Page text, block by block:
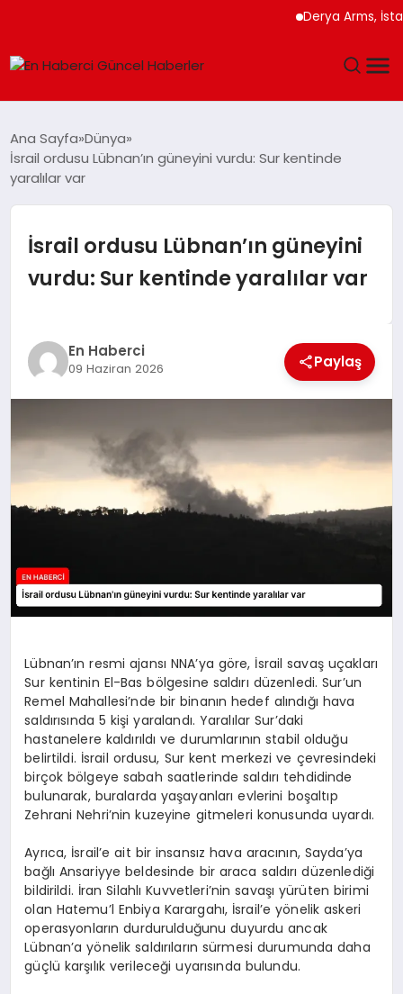
Derya Arms,
SPOR
DÜNYA
EKONOMI
EĞITIM
Ana Sayfa Dünya
İsrail ordusu Lübnan’ın güneyini vurdu: Sur kentinde
yaralılar var
İsrail ordusu Lübnan’ın güneyini
vurdu: Sur kentinde yaralılar var
En Haberci
09 Haziran 2026 Paylaş
Lübnan’ın resmi ajansı NNA’ya göre, İsrail savaş uçakları
Sur kentinin El-Bas bölgesine saldırı düzenledi. Sur’un
Remel Mahallesi’nde bir binanın hedef alındığı hava
saldırısında 5 kişi yaralandı. Yaralılar Sur’daki
hastanelere kaldırıldı ve durumlarının stabil olduğu
belirtildi. İsrail ordusu, Sur kent merkezi ve çevresindeki
birçok bölgeye sabah saatlerinde saldırı tehdidinde
bulunarak, buralarda yaşayanları evlerini boşaltıp
Zehrani Nehri’nin kuzeyine gitmeleri konusunda uyardı.
Ayrıca, İsrail’e ait bir insansız hava aracının, Sayda’ya
bağlı Ansariyye beldesinde bir araca saldırı düzenlediği
bildirildi. İran Silahlı Kuvvetleri’nin savaşı yürüten birimi
olan Hatemu’l Enbiya Karargahı, İsrail’e yönelik askeri
operasyonların durdurulduğunu duyurdu ancak
Lübnan’a yönelik saldırıların sürmesi durumunda daha
güçlü karşılık verileceği uyarısında bulundu.